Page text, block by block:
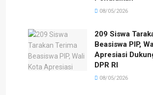
08/05/2026
209 Siswa
Beasiswa PIP,
Apresiasi
DPR RI
08/05/2026